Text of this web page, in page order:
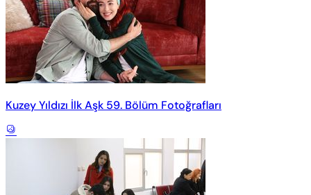
Kuzey Yıldızı İlk Aşk 59. Bölüm Fotoğrafları